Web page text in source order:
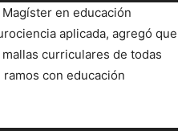
en educación
aplicada, agregó que
curriculares de todas
con educación